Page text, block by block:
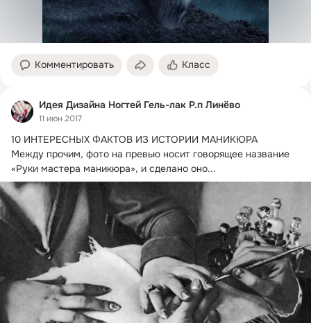
Комментировать Класс
Идея Дизайна Ногтей Гель-лак Р.п Линёво
11 июн 2017
10 ИНТЕРЕСНЫХ ФАКТОВ ИЗ ИСТОРИИ МАНИКЮРА
Между прочим, фото на превью носит говорящее название
«Руки мастера маникюра», и сделано оно...